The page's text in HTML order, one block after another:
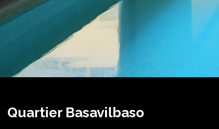
Quartier Basavilbaso